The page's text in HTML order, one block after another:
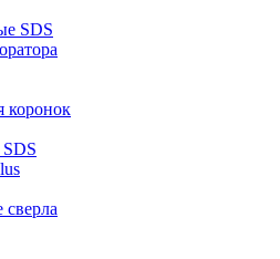
SDS
коронок